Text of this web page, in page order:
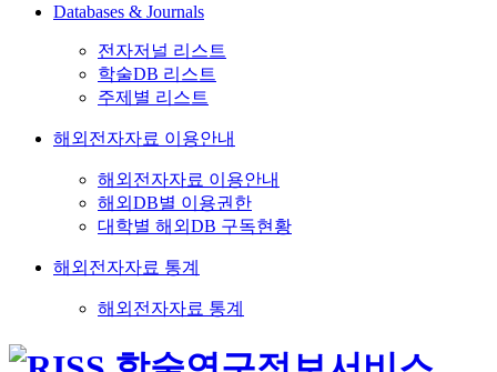
Databases & Journals
전자저널 리스트
학술DB 리스트
주제별 리스트
해외전자자료 이용안내
해외전자자료 이용안내
해외DB별 이용권한
대학별 해외DB 구독현황
해외전자자료 통계
해외전자자료 통계